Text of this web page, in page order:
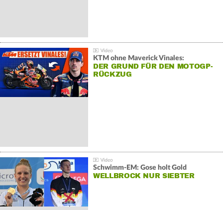
KTM ohne Maverick Vinales:
DER GRUND FÜR DEN MOTOGP-
RÜCKZUG
Schwimm-EM: Gose holt Gold
WELLBROCK NUR SIEBTER